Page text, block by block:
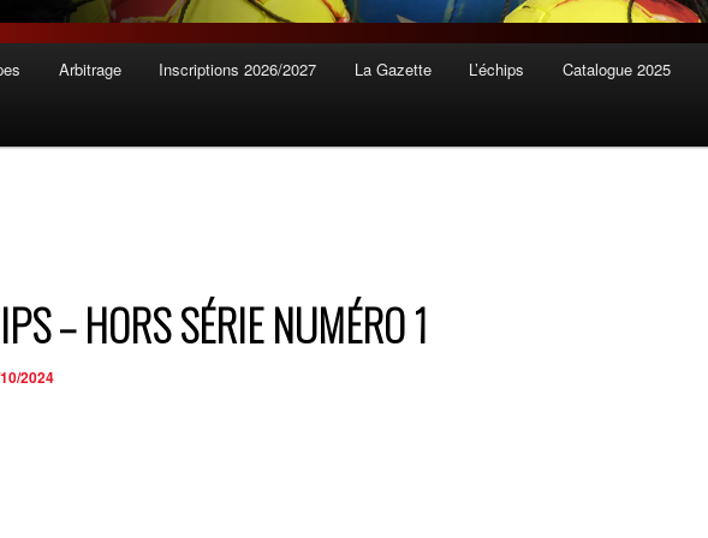
Arbitrage Inscriptions 2026/2027 La Gazette L’échips Catalogue 2025
– HORS SÉRIE NUMÉRO 1
2024